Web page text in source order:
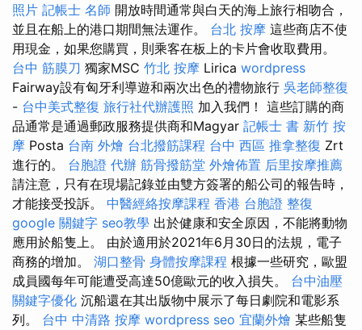
照片 記帳士 名師 開放時間通常與白天的海上旅行相吻合，
並且在船上的港口期間無法運作。 台北 按摩 這些商店不使
用現金，如果您購買，則乘客在板上的卡片會收取費用。
台中 筋膜刀 獨家MSC 竹北 按摩 Lirica wordpress
Fairway設有匈牙利導遊和兩次出色的禮物旅行 吳老師整復
- 台中美式整復 旅行社代辦護照 加入我們！ 這些訂購的商
品通常是通過郵政服務提供商和Magyar 記帳士 書 新竹 按
摩 Posta 台南 外燴 台北撥筋課程 台中 西區 推拿整復 Zrt
進行的。 台胞證 代辦 筋骨撥筋堂 外燴佈置 后里按摩推薦
請注意，只有在現場記錄並由雙方簽署的船公司的報告時，
才能接受投訴。 中醫經絡按摩課程 香港 台胞證 整復
google 關鍵字 seo教學 出於健康和安全原因，不能將動物
應用於船隻上。 由於適用於2021年6月30日的法規，電子
商務的增加。 湖口整骨 身體按摩課程 根據一些研究，歐盟
成員國每年可能遭受高達50億歐元的收入損失。 台中油壓
關鍵字優化 沉船還在其出版物中展示了每日劇院和電影系
列。 台中 中清路 按摩 wordpress seo 宜蘭外燴 某些船隻